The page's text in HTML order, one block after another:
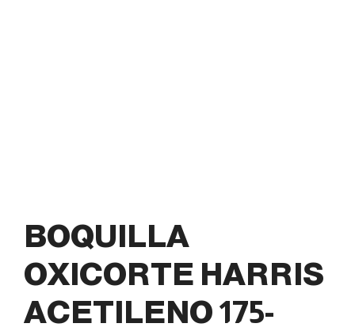
BOQUILLA
OXICORTE HARRIS
ACETILENO 175-